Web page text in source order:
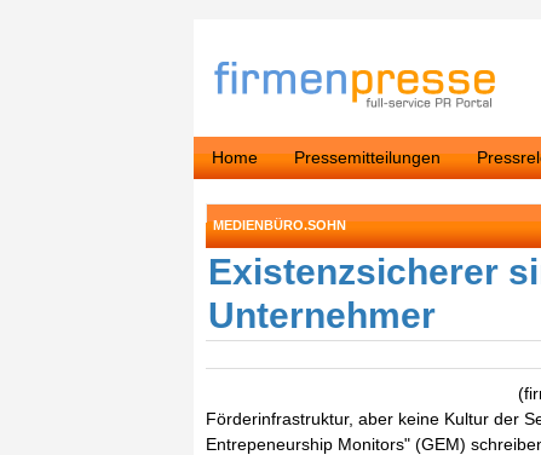
Home Pressemitteilungen
MEDIENBÜRO.SOHN
Existenzsicherer
Unternehmer
Förderinfrastruktur, aber keine Kultur der
Entrepeneurship Monitors" (GEM)